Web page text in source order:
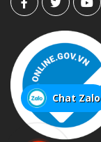
Chat Zalo